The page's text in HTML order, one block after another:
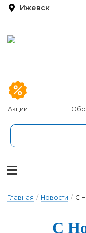
Ижевск
Акции
Главная / Новости / С
С